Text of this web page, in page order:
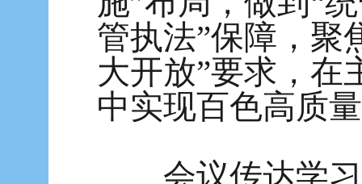
管执法”保障，聚
大开放”要求，在
中实现百色高质
会议传达学习9